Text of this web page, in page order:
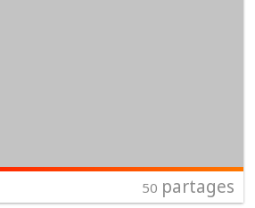
50 partages